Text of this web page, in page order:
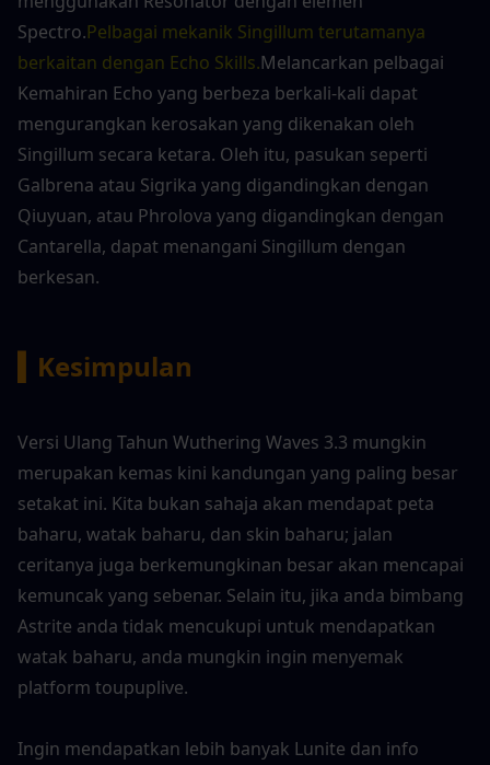
Spectro.Pelbagai mekanik Singillum terutamanya
berkaitan dengan Echo Skills.Melancarkan pelbagai
Kemahiran Echo yang berbeza berkali-kali dapat
mengurangkan kerosakan yang dikenakan oleh
Singillum secara ketara. Oleh itu, pasukan seperti
Galbrena atau Sigrika yang digandingkan dengan
Qiuyuan, atau Phrolova yang digandingkan dengan
Cantarella, dapat menangani Singillum dengan
berkesan.
▍Kesimpulan
Versi Ulang Tahun Wuthering Waves 3.3 mungkin
merupakan kemas kini kandungan yang paling besar
setakat ini. Kita bukan sahaja akan mendapat peta
baharu, watak baharu, dan skin baharu; jalan
ceritanya juga berkemungkinan besar akan mencapai
kemuncak yang sebenar. Selain itu, jika anda bimbang
Astrite anda tidak mencukupi untuk mendapatkan
watak baharu, anda mungkin ingin menyemak
platform toupuplive.
Ingin mendapatkan lebih banyak Lunite dan info